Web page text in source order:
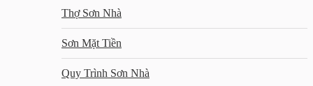
Thợ Sơn Nhà
Sơn Mặt Tiền
Quy Trình Sơn Nhà